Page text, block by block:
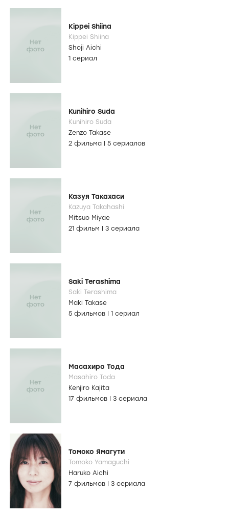
Kippei Shiina
Kippei Shiina
Shoji Aichi
1 сериал
Kunihiro Suda
Kunihiro Suda
Zenzo Takase
2 фильма
5 сериалов
Казуя Такахаси
Kazuya Takahashi
Mitsuo Miyae
21 фильм
3 сериала
Saki Terashima
Saki Terashima
Maki Takase
5 фильмов
1 сериал
Масахиро Тода
Masahiro Toda
Kenjiro Kajita
17 фильмов
3 сериала
Томоко Ямагути
Tomoko Yamaguchi
Haruko Aichi
7 фильмов
3 сериала